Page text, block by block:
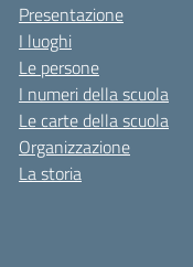
Presentazione
I luoghi
Le persone
I numeri della scuola
Le carte della scuola
Organizzazione
La storia